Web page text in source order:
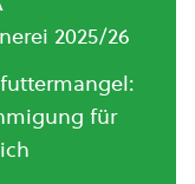
2025/26
für